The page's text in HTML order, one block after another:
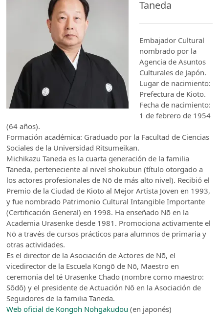
Taneda
Embajador Cultural
nombrado por la
Agencia de Asuntos
Culturales de Japón.
Lugar de nacimiento:
Prefectura de Kioto.
Fecha de nacimiento:
1 de febrero de 1954
(64 años).
Formación académica: Graduado por la Facultad de Ciencias
Sociales de la Universidad Ritsumeikan.
Michikazu Taneda es la cuarta generación de la familia
Taneda, perteneciente al nivel shokubun (título otorgado a
los actores profesionales de Nō de más alto nivel). Recibió el
Premio de la Ciudad de Kioto al Mejor Artista Joven en 1993,
y fue nombrado Patrimonio Cultural Intangible Importante
(Certificación General) en 1998. Ha enseñado Nō en la
Academia Urasenke desde 1981. Promociona activamente el
Nō a través de cursos prácticos para alumnos de primaria y
otras actividades.
Es el director de la Asociación de Actores de Nō, el
vicedirector de la Escuela Kongō de Nō, Maestro en
ceremonia del té Urasenke Chado (nombre como maestro:
Sōdō) y el presidente de Actuación Nō en la Asociación de
Seguidores de la familia Taneda.
Web oficial de Kongoh Nohgakudou (en japonés)